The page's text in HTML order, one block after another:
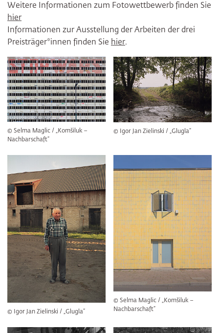
Weitere Informationen zum Fotowettbewerb finden Sie
hier
Informationen zur Ausstellung der Arbeiten der drei
Preisträger*innen finden Sie hier.
© Selma Maglic / „Komšiluk –
Nachbarschaft“
© Igor Jan Zielinski / „Glugla“
© Igor Jan Zielinski / „Glugla“
© Selma Maglic / „Komšiluk –
Nachbarschaft“